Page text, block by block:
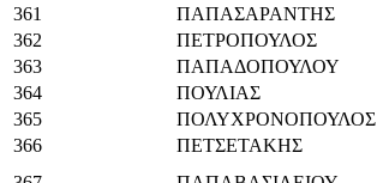
361
ΠΑΠΑΣΑΡΑΝΤΗΣ
362
ΠΕΤΡΟΠΟΥΛΟΣ
363
ΠΑΠΑΔΟΠΟΥΛΟΥ
364
ΠΟΥΛΙΑΣ
365
ΠΟΛΥΧΡΟΝΟΠΟΥΛΟΣ
366
ΠΕΤΣΕΤΑΚΗΣ